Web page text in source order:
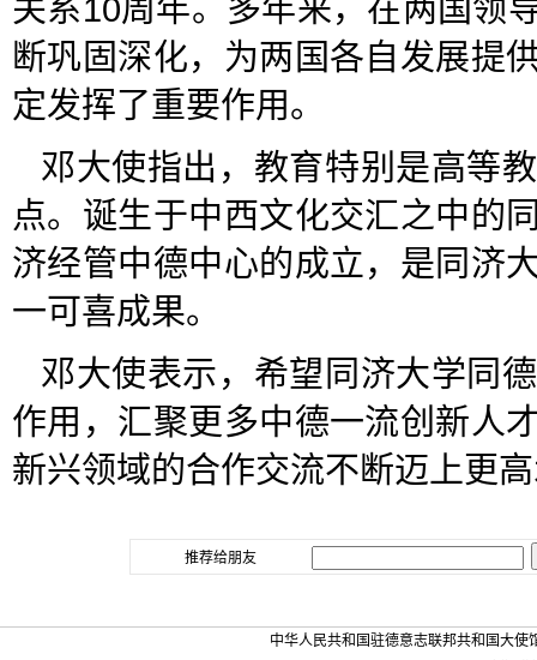
关系10周年。多年来，在两国领
断巩固深化，为两国各自发展提
定发挥了重要作用。
邓大使指出，教育特别是高等
点。诞生于中西文化交汇之中的
济经管中德中心的成立，是同济
一可喜成果。
邓大使表示，希望同济大学同
作用，汇聚更多中德一流创新人
新兴领域的合作交流不断迈上更
推荐给朋友
中华人民共和国驻德意志联邦共和国大